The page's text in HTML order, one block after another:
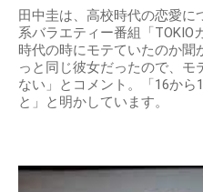
田中圭は、高校時代の恋愛に
系バラエティー番組「TOKIO
時代の時にモテていたのか聞
っと同じ彼女だったので、モ
ない」とコメント。「16から
と」と明かしています。